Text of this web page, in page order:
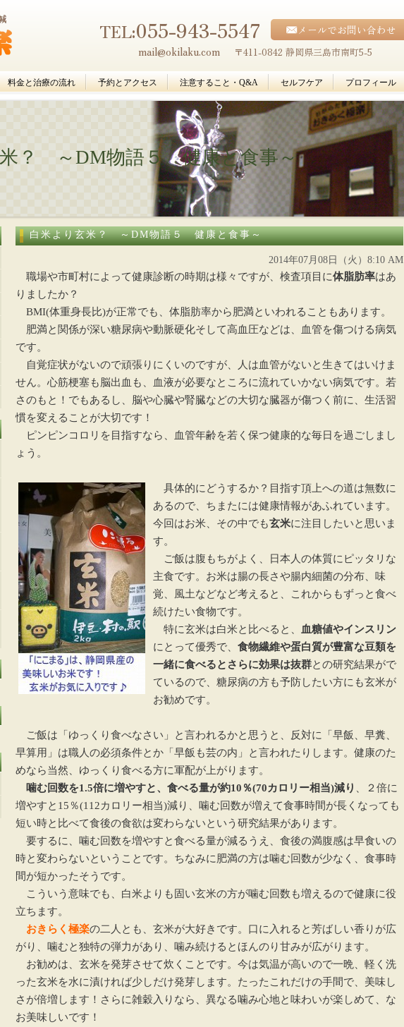
TEL:055-943-5547 メールでお問い合わせ
mail@okilaku.com 〒411-0842 静岡県三島市南町5-5
料金と治療の流れ 予約とアクセス 注意すること・Q&A セルフケア プロフィール
米？ ～DM物語５ 健康と食事～
白米より玄米？ ～DM物語５ 健康と食事～
2014年07月08日（火）8:10 AM
職場や市町村によって健康診断の時期は様々ですが、検査項目に体脂肪率はあ
りましたか？
BMI(体重身長比)が正常でも、体脂肪率から肥満といわれることもあります。
肥満と関係が深い糖尿病や動脈硬化そして高血圧などは、血管を傷つける病気
です。
自覚症状がないので頑張りにくいのですが、人は血管がないと生きてはいけま
せん。心筋梗塞も脳出血も、血液が必要なところに流れていかない病気です。若
さのもと！でもあるし、脳や心臓や腎臓などの大切な臓器が傷つく前に、生活習
慣を変えることが大切です！
ピンピンコロリを目指すなら、血管年齢を若く保つ健康的な毎日を過ごしまし
ょう。
具体的にどうするか？目指す頂上への道は無数に
あるので、ちまたには健康情報があふれています。
今回はお米、その中でも玄米に注目したいと思いま
す。
ご飯は腹もちがよく、日本人の体質にピッタリな
主食です。お米は腸の長さや腸内細菌の分布、味
覚、風土などなど考えると、これからもずっと食べ
続けたい食物です。
特に玄米は白米と比べると、
血糖値やインスリン
にとって優秀で、 食物繊維や蛋白質が豊富な豆類を
一緒に食べるとさらに効果は抜群との研究結果がで
ているので、糖尿病の方も予防したい方にも玄米が
お勧めです。
ご飯は「ゆっくり食べなさい」と言われるかと思うと、反対に「早飯、早糞、
早算用」は職人の必須条件とか「早飯も芸の内」と言われたりします。健康のた
めなら当然、ゆっくり食べる方に軍配が上がります。
噛む回数を1.5倍に増やすと、食べる量が約10％(70カロリー相当)減り
、２倍に
増やすと15％(112カロリー相当)減り、噛む回数が増えて食事時間が長くなっても
短い時と比べて食後の食欲は変わらないという研究結果があります。
要するに、噛む回数を増やすと食べる量が減るうえ、食後の満腹感は早食いの
時と変わらないということです。ちなみに肥満の方は噛む回数が少なく、食事時
間が短かったそうです。
こういう意味でも、白米よりも固い玄米の方が噛む回数も増えるので健康に役
立ちます。
おきらく極楽の二人とも、玄米が大好きです。口に入れると芳ばしい香りが広
がり、噛むと独特の弾力があり、噛み続けるとほんのり甘みが広がります。
お勧めは、玄米を発芽させて炊くことです。今は気温が高いので一晩、軽く洗
った玄米を水に漬ければ少しだけ発芽します。たったこれだけの手間で、美味し
さが倍増します！さらに雑穀入りなら、異なる噛み心地と味わいが楽しめて、な
お美味しいです！